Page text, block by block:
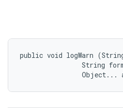
public void logWarn
String
Object...